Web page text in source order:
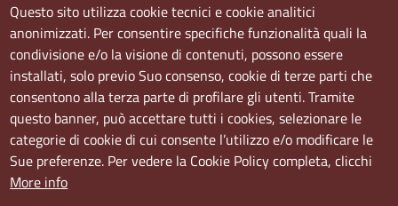
Sedi e orari
Sede Centrale:
Via S. Aspreno, 2, 80133 Napoli NA
Sede Secondaria:
Corso Meridionale, 58 80143 Napoli NA
Orari
Questo sito utilizza cookie tecnici e cookie analitici
anonimizzati. Per consentire specifiche funzionalità quali la
condivisione e/o la visione di contenuti, possono essere
installati, solo previo Suo consenso, cookie di terze parti che
consentono alla terza parte di profilare gli utenti. Tramite
questo banner, può accettare tutti i cookies, selezionare le
categorie di cookie di cui consente l’utilizzo e/o modificare le
Sue preferenze. Per vedere la Cookie Policy completa, clicchi
More info